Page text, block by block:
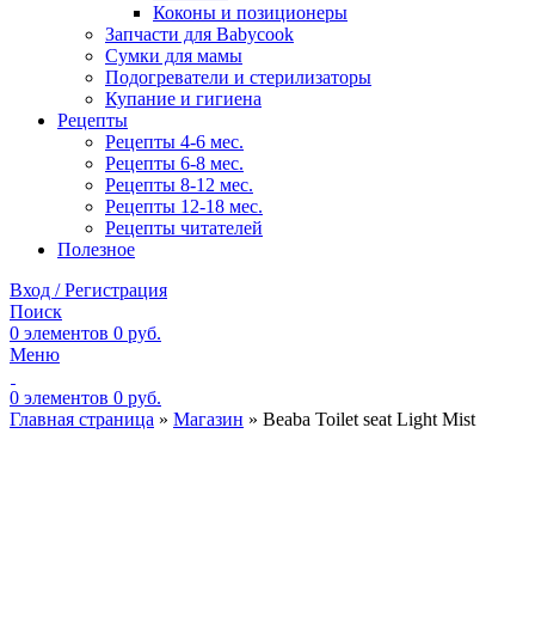
Коконы и позиционеры
Запчасти для Babycook
Сумки для мамы
Подогреватели и стерилизаторы
Купание и гигиена
Рецепты
Рецепты 4-6 мес.
Рецепты 6-8 мес.
Рецепты 8-12 мес.
Рецепты 12-18 мес.
Рецепты читателей
Полезное
Вход / Регистрация
Поиск
0 элементов 0 руб.
Меню
0 элементов 0 руб.
Главная страница » Магазин » Beaba Toilet seat Light Mist